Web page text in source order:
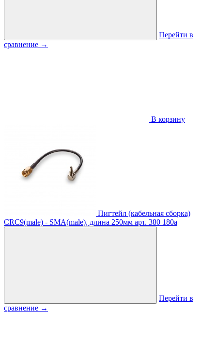
Перейти в
сравнение →
В корзину
Пигтейл (кабельная сборка)
CRC9(male) - SMA(male), длина 250мм арт. 380 180a
Перейти в
сравнение →